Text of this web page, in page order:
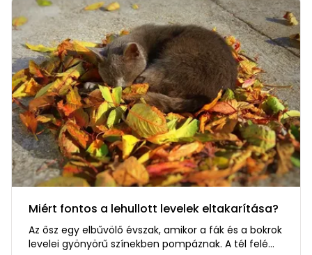
Miért fontos a lehullott levelek eltakarítása?
Az ősz egy elbűvölő évszak, amikor a fák és a bokrok
levelei gyönyörű színekben pompáznak. A tél felé